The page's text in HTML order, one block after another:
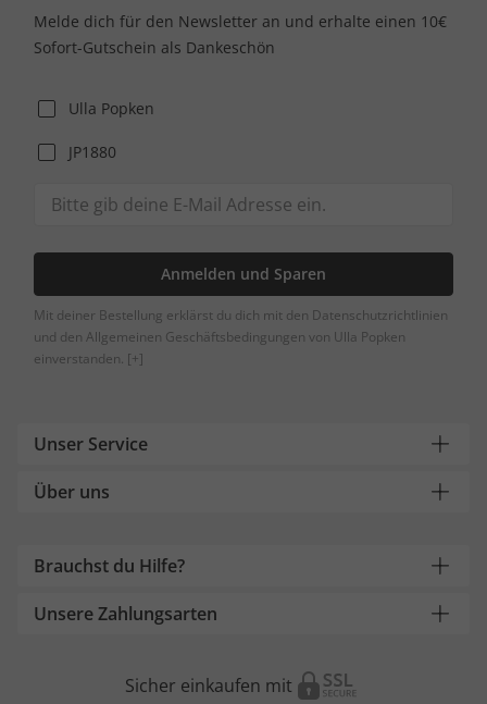
Melde dich für den Newsletter an und erhalte einen 10€
Sofort-Gutschein als Dankeschön
Ulla Popken
JP1880
Anmelden und Sparen
Mit deiner Bestellung erklärst du dich mit den Datenschutzrichtlinien
und den Allgemeinen Geschäftsbedingungen von Ulla Popken
einverstanden. [+]
Unser Service
Über uns
Brauchst du Hilfe?
Unsere Zahlungsarten
Sicher einkaufen mit